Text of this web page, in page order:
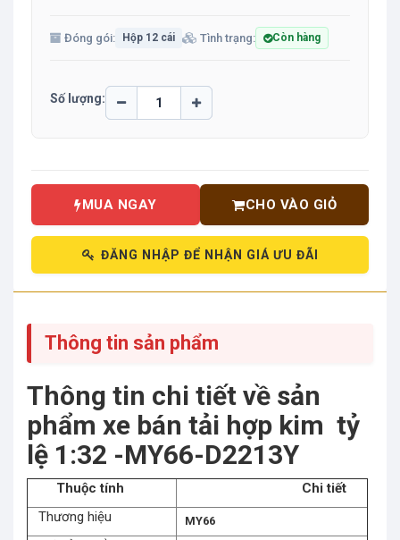
Đóng gói: Hộp 12 cái Tình trạng: Còn hàng
Số lượng:
MUA NGAY CHO VÀO GIỎ
ĐĂNG NHẬP ĐỂ NHẬN GIÁ ƯU ĐÃI
Thông tin sản phẩm
Thông tin chi tiết về sản
phẩm xe bán tải hợp kim tỷ
lệ 1:32 -MY66-D2213Y
Thuộc tính
Chi tiết
Thương hiệu
MY66